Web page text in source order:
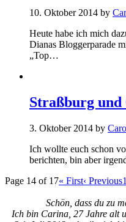
10. Oktober 2014 by
Heute habe ich mich
Dianas Bloggerparade
„Top…
Straßburg
3. Oktober 2014 by
Ich wollte euch schon
berichten, bin aber
Page 14 of 17« First‹ Previous
Schön, dass du zu
Ich bin Carina, 27 Jahre alt